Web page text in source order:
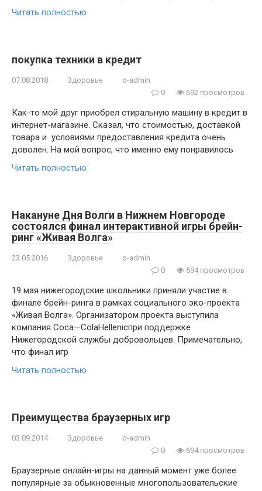
Читать полностью
покупка техники в кредит
07.08.2018 Здоровье
o-admin
0
692 просмотров
Как-то мой друг приобрел стиральную машину в кредит в
интернет-магазине. Сказал, что стоимостью, доставкой
товара и условиями предоставления кредита очень
доволен. На мой вопрос, что именно ему понравилось
Читать полностью
Накануне Дня Волги в Нижнем Новгороде
состоялся финал интерактивной игры брейн-
ринг «Живая Волга»
23.05.2016 Здоровье
o-admin
0
594 просмотров
19 мая нижегородские школьники приняли участие в
финале брейн-ринга в рамках социального эко-проекта
«Живая Волга». Организатором проекта выступила
компания Coca—ColaHellenicпри поддержке
Нижегородской службы добровольцев. Примечательно,
что финал игр
Читать полностью
Преимущества браузерных игр
03.09.2014 Здоровье
o-admin
0
694 просмотров
Браузерные онлайн-игры на данный момент уже более
популярные за обыкновенные многопользовательские